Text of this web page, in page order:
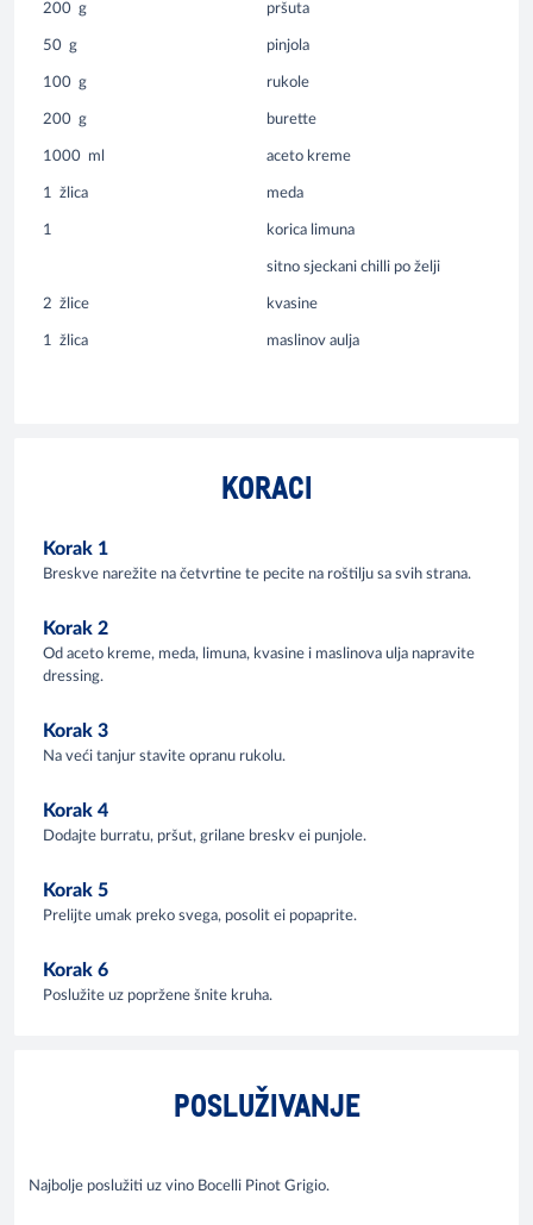
200 g pršuta
50 g pinjola
100 g rukole
200 g burette
1000 ml aceto kreme
1 žlica meda
1 korica limuna
sitno sjeckani chilli po želji
2 žlice kvasine
1 žlica maslinov aulja
KORACI
Korak 1
Breskve narežite na četvrtine te pecite na roštilju sa svih strana.
Korak 2
Od aceto kreme, meda, limuna, kvasine i maslinova ulja napravite
dressing.
Korak 3
Na veći tanjur stavite opranu rukolu.
Korak 4
Dodajte burratu, pršut, grilane breskv ei punjole.
Korak 5
Prelijte umak preko svega, posolit ei popaprite.
Korak 6
Poslužite uz popržene šnite kruha.
POSLUŽIVANJE
Najbolje poslužiti uz vino Bocelli Pinot Grigio.